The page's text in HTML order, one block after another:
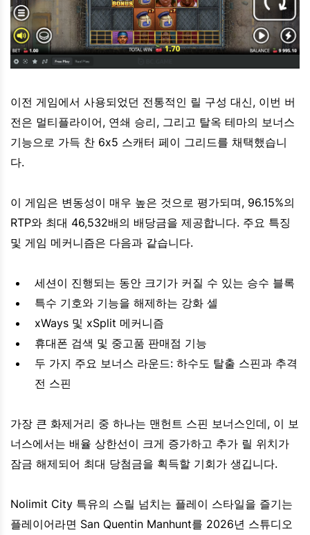
이전 게임에서 사용되었던 전통적인 릴 구성 대신, 이번 버
전은 멀티플라이어, 연쇄 승리, 그리고 탈옥 테마의 보너스
기능으로 가득 찬 6x5 스캐터 페이 그리드를 채택했습니
다.
이 게임은 변동성이 매우 높은 것으로 평가되며, 96.15%의
RTP와 최대 46,532배의 배당금을 제공합니다. 주요 특징
및 게임 메커니즘은 다음과 같습니다.
세션이 진행되는 동안 크기가 커질 수 있는 승수 블록
특수 기호와 기능을 해제하는 강화 셀
xWays 및 xSplit 메커니즘
휴대폰 검색 및 중고품 판매점 기능
두 가지 주요 보너스 라운드: 하수도 탈출 스핀과 추격
전 스핀
가장 큰 화제거리 중 하나는 맨헌트 스핀 보너스인데, 이 보
너스에서는 배율 상한선이 크게 증가하고 추가 릴 위치가
잠금 해제되어 최대 당첨금을 획득할 기회가 생깁니다.
Nolimit City 특유의 스릴 넘치는 플레이 스타일을 즐기는
플레이어라면 San Quentin Manhunt를 2026년 스튜디오